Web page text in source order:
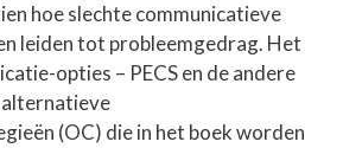
hoe slechte communicatieve
leiden tot probleemgedrag. Het
opties – PECS en de andere
(OC) die in het boek worden